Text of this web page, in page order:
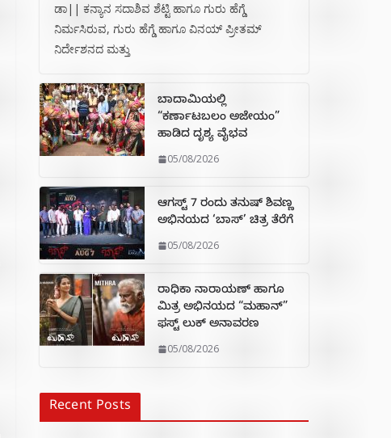
ಡಾ|| ಕನ್ಯಾನ ಸದಾಶಿವ ಶೆಟ್ಟಿ ಹಾಗೂ ಗುರು ಹೆಗ್ಡೆ
ನಿರ್ಮಸಿರುವ, ಗುರು ಹೆಗ್ಡೆ ಹಾಗೂ ವಿನಯ್ ಪ್ರೀತಮ್
ನಿರ್ದೇಶನದ ಮತ್ತು
ಬಾದಾಮಿಯಲ್ಲಿ
“ಕರ್ಣಾಟಬಲಂ ಅಜೇಯಂ”
ಹಾಡಿದ ದೃಶ್ಯ ವೈಭವ
05/08/2026
ಆಗಸ್ಟ್ 7 ರಂದು ತನುಷ್ ಶಿವಣ್ಣ
ಅಭಿನಯದ ‘ಬಾಸ್’ ಚಿತ್ರ ತೆರೆಗೆ
05/08/2026
ರಾಧಿಕಾ ನಾರಾಯಣ್ ಹಾಗೂ
ಮಿತ್ರ ಅಭಿನಯದ “ಮಹಾನ್”
ಫಸ್ಟ್ ಲುಕ್ ಅನಾವರಣ
05/08/2026
Recent Posts